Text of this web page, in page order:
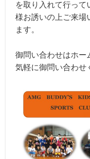
を取り入れて行って
様お誘いの上ご来場
ます。
御問い合わせはホー
気軽に御問い合わせ